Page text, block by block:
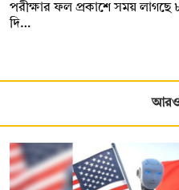
পরীক্ষার ফল প্রকাশে সময় লাগছে
দি…